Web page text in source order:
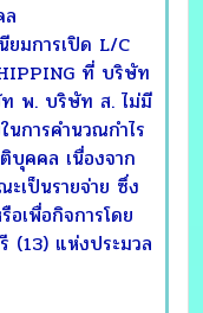
มการเปิด L/C
ที่ บริษัท
พ. บริษัท ส. ไม่มี
นการคำนวณกำไร
บุคคล เนื่องจาก
ะเป็นรายจ่าย ซึ่ง
อเพื่อกิจการโดย
(13) แห่งประมวล